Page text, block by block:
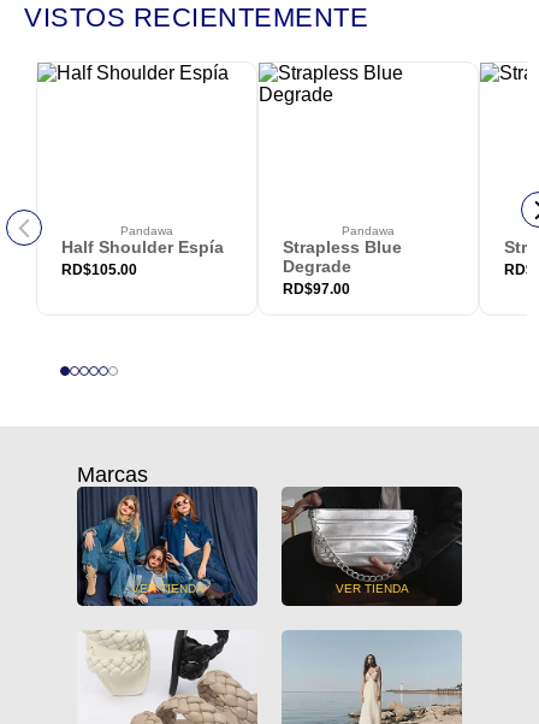
VISTOS RECIENTEMENTE
Pandawa
Half Shoulder Espía
RD$105.00
Pandawa
Strapless Blue
Degrade
RD$97.00
RD$
Marcas
VER TIENDA VER TIENDA